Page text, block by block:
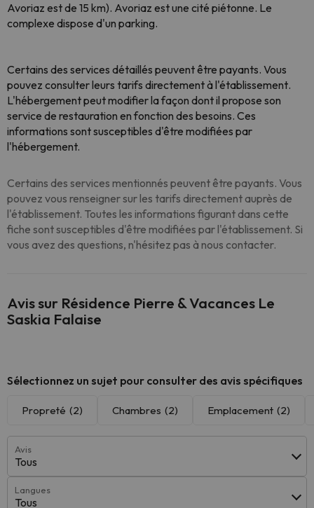
Avoriaz est de 15 km). Avoriaz est une cité piétonne. Le
complexe dispose d'un parking.
Certains des services détaillés peuvent être payants. Vous
pouvez consulter leurs tarifs directement à l'établissement.
L'hébergement peut modifier la façon dont il propose son
service de restauration en fonction des besoins. Ces
informations sont susceptibles d'être modifiées par
l'hébergement.
Certains des services mentionnés peuvent être payants. Vous
pouvez vous renseigner sur les tarifs directement auprès de
l'établissement. Toutes les informations figurant dans cette
fiche sont susceptibles d'être modifiées par l'établissement. Si
vous avez des questions, n'hésitez pas à nous contacter.
Avis sur Résidence Pierre & Vacances Le
Saskia Falaise
Sélectionnez un sujet pour consulter des avis spécifiques
Propreté (2) Chambres (2) Emplacement (2)
Avis
Tous
Langues
Tous